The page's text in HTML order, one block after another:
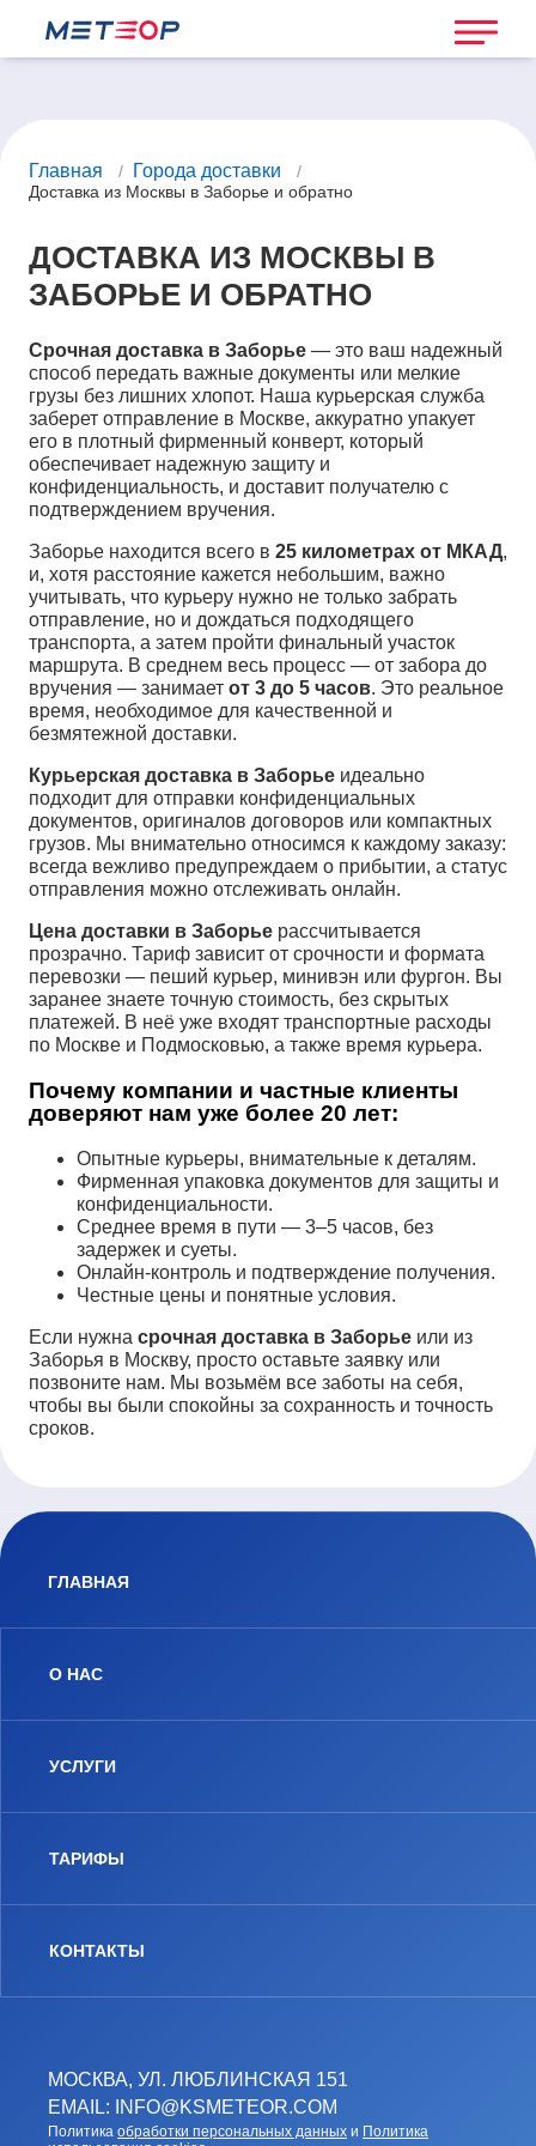
Главная / Города доставки
/
Доставка из Москвы в Заборье и обратно
ДОСТАВКА ИЗ МОСКВЫ В
ЗАБОРЬЕ И ОБРАТНО
Срочная доставка в Заборье — это ваш надежный
способ передать важные документы или мелкие
грузы без лишних хлопот. Наша курьерская служба
заберет отправление в Москве, аккуратно упакует
его в плотный фирменный конверт, который
обеспечивает надежную защиту и
конфиденциальность, и доставит получателю с
подтверждением вручения.
Заборье находится всего в 25 километрах от МКАД,
и, хотя расстояние кажется небольшим, важно
учитывать, что курьеру нужно не только забрать
отправление, но и дождаться подходящего
транспорта, а затем пройти финальный участок
маршрута. В среднем весь процесс — от забора до
вручения — занимает от 3 до 5 часов. Это реальное
время, необходимое для качественной и
безмятежной доставки.
Курьерская доставка в Заборье идеально
подходит для отправки конфиденциальных
документов, оригиналов договоров или компактных
грузов. Мы внимательно относимся к каждому заказу:
всегда вежливо предупреждаем о прибытии, а статус
отправления можно отслеживать онлайн.
Цена доставки в Заборье рассчитывается
прозрачно. Тариф зависит от срочности и формата
перевозки — пеший курьер, минивэн или фургон. Вы
заранее знаете точную стоимость, без скрытых
платежей. В неё уже входят транспортные расходы
по Москве и Подмосковью, а также время курьера.
Почему компании и частные клиенты
доверяют нам уже более 20 лет:
Опытные курьеры, внимательные к деталям.
Фирменная упаковка документов для защиты и
конфиденциальности.
Среднее время в пути — 3–5 часов, без
задержек и суеты.
Онлайн-контроль и подтверждение получения.
Честные цены и понятные условия.
Если нужна срочная доставка в Заборье или из
Заборья в Москву, просто оставьте заявку или
позвоните нам. Мы возьмём все заботы на себя,
чтобы вы были спокойны за сохранность и точность
сроков.
МОСКВА, УЛ. ЛЮБЛИНСКАЯ 151
EMAIL: INFO@KSMETEOR.COM
Политика обработки персональных данных и Политика
ГЛАВНАЯ
О НАС
УСЛУГИ
ТАРИФЫ
КОНТАКТЫ